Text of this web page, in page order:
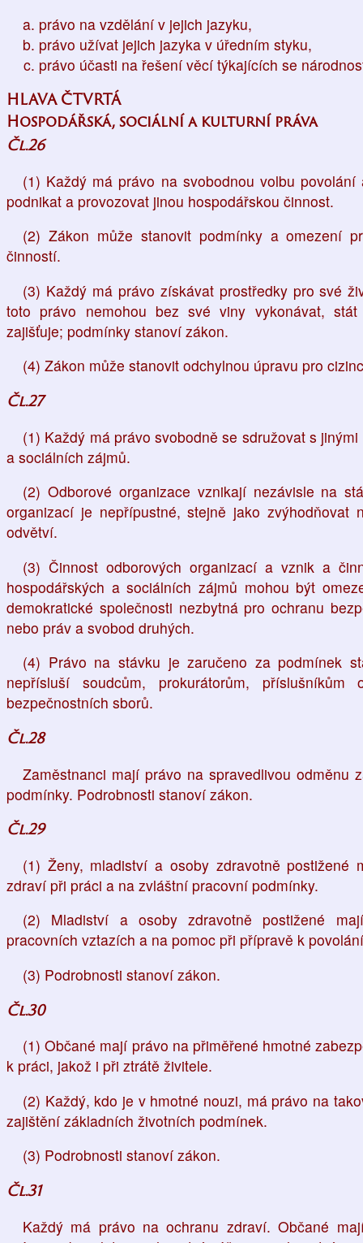
právo na vzdělání v jejich jazyku,
právo užívat jejich jazyka v úředním styku,
právo účasti na řešení věcí týkajících se
HLAVA ČTVRTÁ
Hospodářská, sociální a kulturní práva
Čl.26
(1) Každý má právo na svobodnou volbu
podnikat a provozovat jinou hospodářskou činnost.
(2) Zákon může stanovit podmínky a omezení
činností.
(3) Každý má právo získávat prostředky pro své
toto právo nemohou bez své viny vykonávat,
zajišťuje; podmínky stanoví zákon.
(4) Zákon může stanovit odchylnou úpravu pro
Čl.27
(1) Každý má právo svobodně se sdružovat s
a sociálních zájmů.
(2) Odborové organizace vznikají nezávisle na
organizací je nepřípustné, stejně jako
odvětví.
(3) Činnost odborových organizací a vznik a
hospodářských a sociálních zájmů mohou být
demokratické společnosti nezbytná pro ochranu
nebo práv a svobod druhých.
(4) Právo na stávku je zaručeno za podmínek
nepřísluší soudcům, prokurátorům,
bezpečnostních sborů.
Čl.28
Zaměstnanci mají právo na spravedlivou odměnu
podmínky. Podrobnosti stanoví zákon.
Čl.29
(1) Ženy, mladiství a osoby zdravotně postižené
zdraví při práci a na zvláštní pracovní podmínky.
(2) Mladiství a osoby zdravotně postižené
pracovních vztazích a na pomoc při přípravě k
(3) Podrobnosti stanoví zákon.
Čl.30
(1) Občané mají právo na přiměřené hmotné
k práci, jakož i při ztrátě živitele.
(2) Každý, kdo je v hmotné nouzi, má právo na
zajištění základních životních podmínek.
(3) Podrobnosti stanoví zákon.
Čl.31
Každý má právo na ochranu zdraví. Občané